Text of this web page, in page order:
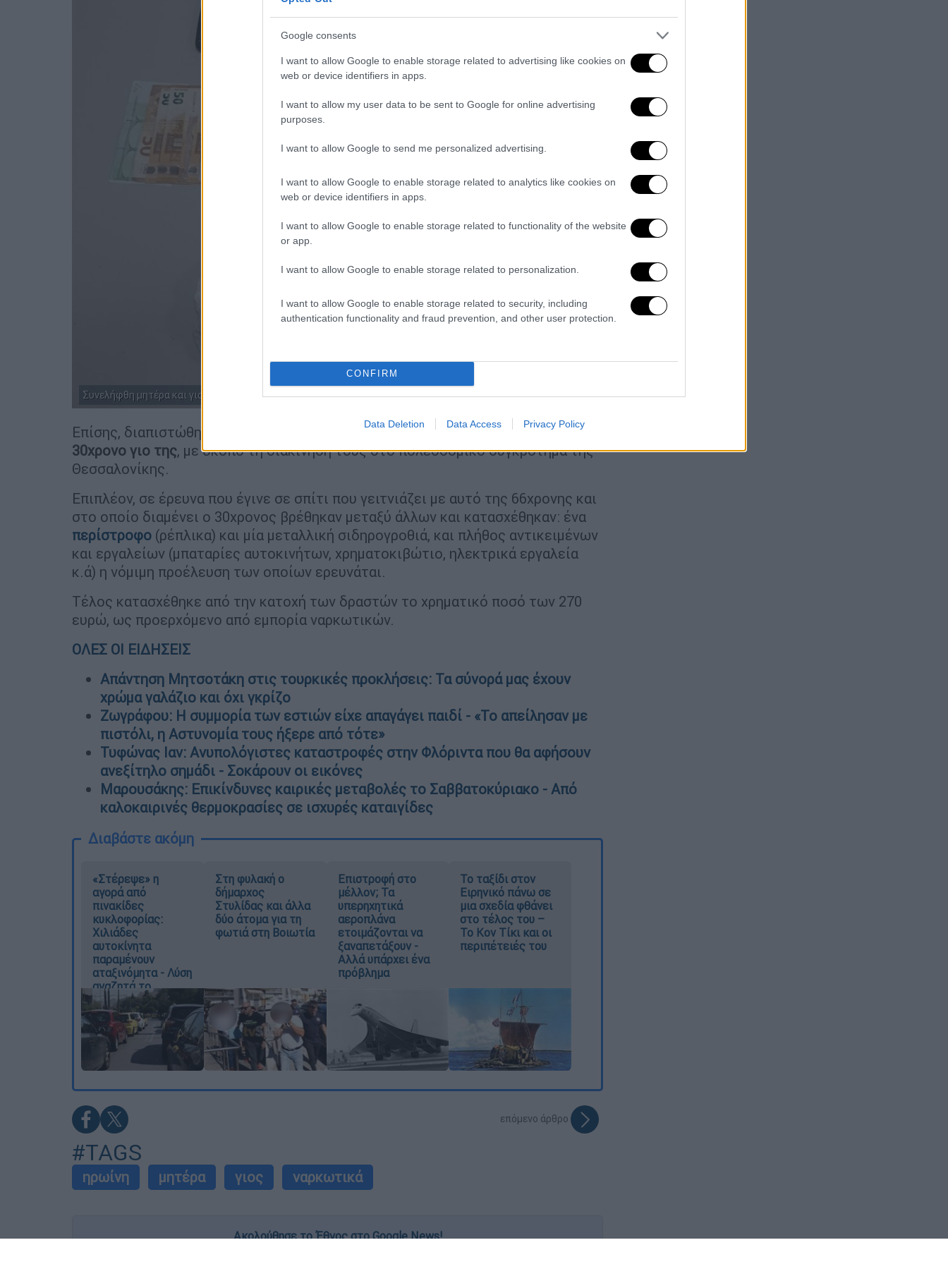
Google consents
I want to allow Google to enable storage related to advertising like cookies on
web or device identifiers in apps.
I want to allow my user data to be sent to Google for online advertising
purposes.
I want to allow Google to send me personalized advertising.
I want to allow Google to enable storage related to analytics like cookies on
web or device identifiers in apps.
I want to allow Google to enable storage related to functionality of the website
or app.
I want to allow Google to enable storage related to personalization.
I want to allow Google to enable storage related to security, including
authentication functionality and fraud prevention, and other user protection.
CONFIRM
Data Deletion Data Access Privacy Policy
Συνελήφθη μητέρα και γιος για εμπόριο ναρκωτικών
Επίσης, διαπιστώθηκε ότι
τις ναρκωτικές ουσίες τις κατείχε μαζί με τον
30χρονο γιο της, με σκοπό τη διακίνησή τους στο πολεοδομικό συγκρότημα της
Θεσσαλονίκης.
Επιπλέον, σε έρευνα που έγινε σε σπίτι που γειτνιάζει με αυτό της 66χρονης και
στο οποίο διαμένει ο 30χρονος βρέθηκαν μεταξύ άλλων και κατασχέθηκαν: ένα
περίστροφο (ρέπλικα) και μία μεταλλική σιδηρογροθιά, και πλήθος αντικειμένων
και εργαλείων (μπαταρίες αυτοκινήτων, χρηματοκιβώτιο, ηλεκτρικά εργαλεία
κ.ά) η νόμιμη προέλευση των οποίων ερευνάται.
Τέλος κατασχέθηκε από την κατοχή των δραστών το χρηματικό ποσό των 270
ευρώ, ως προερχόμενο από εμπορία ναρκωτικών.
ΟΛΕΣ ΟΙ ΕΙΔΗΣΕΙΣ
Απάντηση Μητσοτάκη στις τουρκικές προκλήσεις: Τα σύνορά μας έχουν
χρώμα γαλάζιο και όχι γκρίζο
Ζωγράφου: Η συμμορία των εστιών είχε απαγάγει παιδί - «Το απείλησαν με
πιστόλι, η Αστυνομία τους ήξερε από τότε»
Τυφώνας Ιαν: Ανυπολόγιστες καταστροφές στην Φλόριντα που θα αφήσουν
ανεξίτηλο σημάδι - Σοκάρουν οι εικόνες
Μαρουσάκης: Επικίνδυνες καιρικές μεταβολές το Σαββατοκύριακο - Από
καλοκαιρινές θερμοκρασίες σε ισχυρές καταιγίδες
Διαβάστε ακόμη
«Στέρεψε» η
αγορά από
πινακίδες
κυκλοφορίας:
Χιλιάδες
αυτοκίνητα
παραμένουν
αταξινόμητα - Λύση
αναζητά το
υπουργείο
Στη φυλακή ο
δήμαρχος
Στυλίδας και άλλα
δύο άτομα για τη
φωτιά στη Βοιωτία
Επιστροφή στο
μέλλον; Τα
υπερηχητικά
αεροπλάνα
ετοιμάζονται να
ξαναπετάξουν -
Αλλά υπάρχει ένα
πρόβλημα
Το ταξίδι στον
Ειρηνικό πάνω σε
μια σχεδία φθάνει
στο τέλος του –
Το Κον Τίκι και οι
περιπέτειές του
επόμενο άρθρο
#TAGS
ηρωίνη μητέρα γιος ναρκωτικά
Ακολούθησε το Έθνος στο Google News!